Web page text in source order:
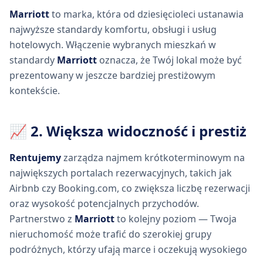
Marriottto marka, która od dziesięcioleci ustanawia
najwyższe standardy komfortu, obsługi i usług
hotelowych. Włączenie wybranych mieszkań w
standardy Marriott oznacza, że Twój lokal może być
prezentowany w jeszcze bardziej prestiżowym
kontekście.
📈 2. Większa widoczność i prestiż
Rentujemyzarządza najmem krótkoterminowym na
największych portalach rezerwacyjnych, takich jak
Airbnb czy Booking.com, co zwiększa liczbę rezerwacji
oraz wysokość potencjalnych przychodów.
Partnerstwo z Marriottto kolejny poziom — Twoja
nieruchomość może trafić do szerokiej grupy
podróżnych, którzy ufają marce i oczekują wysokiego